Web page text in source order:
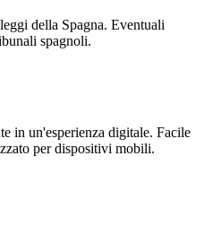
della Spagna. Eventuali
spagnoli.
in un'esperienza digitale. Facile
per dispositivi mobili.